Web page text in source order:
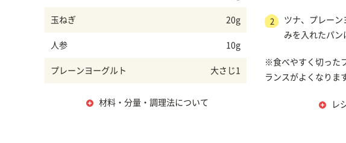
玉ねぎ 20g
人参 10g
プレーンヨーグルト 大さじ1
材料・分量・調理法について
2
ツナ、プレーン
みを入れたパン
※食べやすく切った
ランスがよくなりま
レ